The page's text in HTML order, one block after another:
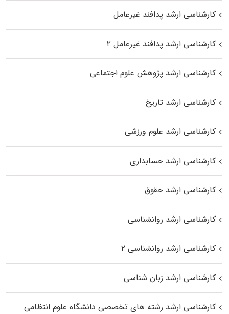
کارشناسی ارشد پدافند غیرعامل
کارشناسی ارشد پدافند غیرعامل ۲
کارشناسی ارشد پژوهش علوم اجتماعی
کارشناسی ارشد تاریخ
کارشناسی ارشد علوم ورزشی
کارشناسی ارشد حسابداری
کارشناسی ارشد حقوق
کارشناسی ارشد روانشناسی
کارشناسی ارشد روانشناسی ۲
کارشناسی ارشد زبان شناسی
کارشناسی ارشد رﺷﺘﻪ ﻫﺎی تخصصی داﻧﺸﮕﺎه ﻋﻠﻮم انتظامی